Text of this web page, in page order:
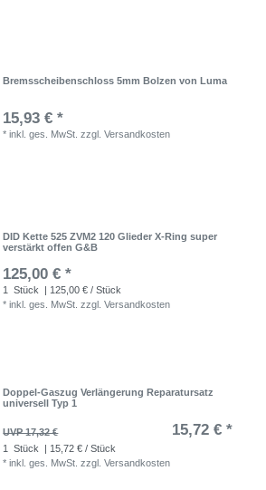
Bremsscheibenschloss 5mm Bolzen von Luma
15,93 € *
*inkl. ges. MwSt. zzgl.Versandkosten
DID Kette 525 ZVM2 120 Glieder X-Ring super
verstärkt offen G&B
125,00 € *
1 Stück
| 125,00 € / Stück
*inkl. ges. MwSt. zzgl.Versandkosten
Doppel-Gaszug Verlängerung Reparatursatz
universell Typ 1
UVP 17,32 € 15,72 € *
1 Stück
| 15,72 € / Stück
*inkl. ges. MwSt. zzgl.Versandkosten